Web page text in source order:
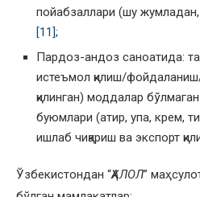
пойабзаллари (шу
[11];
Пардоз-андоз саноатида:
истеъмол қилиш/фойдаланиш/
қилинган) моддалар
буюмлари (атир, упа, крем,
ишлаб чиқариш ва экспорт
Ўзбекистондан “ҲАЛОЛ”